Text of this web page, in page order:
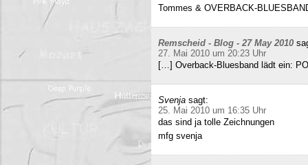
Tommes & OVERBACK-
Remscheid - Blog - 27 May 2010
27. Mai 2010 um 20:23 Uhr
[…] Overback-Bluesband lädt ein:
Svenja sagt:
25. Mai 2010 um 16:35 Uhr
das sind ja tolle Zeichnungen
mfg svenja